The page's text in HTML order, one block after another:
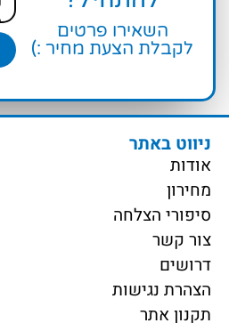
השאירו פרטים
לקבלת הצעת מחיר :)
ניווט באתר
אודות
מחירון
סיפורי הצלחה
צור קשר
דרושים
הצהרת נגישות
תקנון אתר